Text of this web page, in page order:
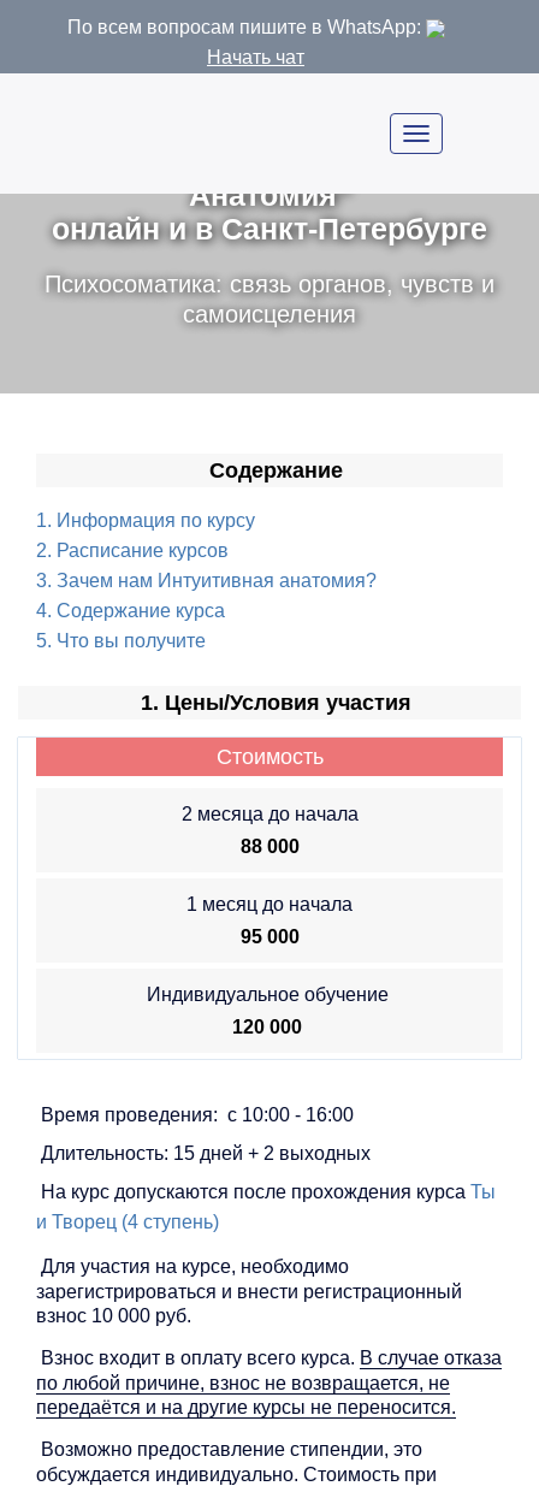
По всем вопросам пишите в WhatsApp:
Начать чат
Курс Тета хилинг "Интуитивная
Анатомия"
онлайн и в Санкт-Петербурге
Психосоматика: связь органов, чувств и
самоисцеления
Содержание
1. Информация по курсу
2. Расписание курсов
3. Зачем нам Интуитивная анатомия?
4. Содержание курса
5. Что вы получите
1. Цены/Условия участия
Стоимость
2 месяца до начала
88 000
1 месяц до начала
95 000
Индивидуальное обучение
120 000
Время проведения: с 10:00 - 16:00
Длительность: 15 дней + 2 выходных
На курс допускаются после прохождения курса Ты
и Творец (4 ступень)
Для участия на курсе, необходимо
зарегистрироваться и внести регистрационный
взнос 10 000 руб.
Взнос входит в оплату всего курса. В случае отказа
по любой причине, взнос не возвращается, не
передаётся и на другие курсы не переносится.
Возможно предоставление стипендии, это
обсуждается индивидуально. Стоимость при